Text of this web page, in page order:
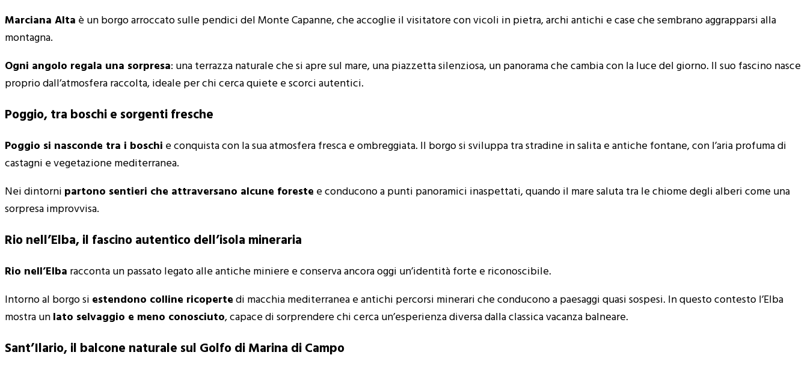
Marciana Alta è un borgo arroccato sulle pendici del Monte Capanne, che accoglie il visitatore con vicoli in pietra, archi antichi e case che sembrano aggrapparsi alla
montagna.
Ogni angolo regala una sorpresa: una terrazza naturale che si apre sul mare, una piazzetta silenziosa, un panorama che cambia con la luce del giorno. Il suo fascino nasce
proprio dall’atmosfera raccolta, ideale per chi cerca quiete e scorci autentici.
Poggio, tra boschi e sorgenti fresche
Poggio si nasconde tra i boschi e conquista con la sua atmosfera fresca e ombreggiata. Il borgo si sviluppa tra stradine in salita e antiche fontane, con l’aria profuma di
castagni e vegetazione mediterranea.
Nei dintorni partono sentieri che attraversano alcune foreste e conducono a punti panoramici inaspettati, quando il mare saluta tra le chiome degli alberi come una
sorpresa improvvisa.
Rio nell’Elba, il fascino autentico dell’isola mineraria
Rio nell’Elba racconta un passato legato alle antiche miniere e conserva ancora oggi un’identità forte e riconoscibile.
Intorno al borgo si estendono colline ricopertedi macchia mediterranea e antichi percorsi minerari che conducono a paesaggi quasi sospesi. In questo contesto l’Elba
mostra unlato selvaggio e meno conosciuto, capace di sorprendere chi cerca un’esperienza diversa dalla classica vacanza balneare.
Sant’Ilario, il balcone naturale sul Golfo di Marina di Campo